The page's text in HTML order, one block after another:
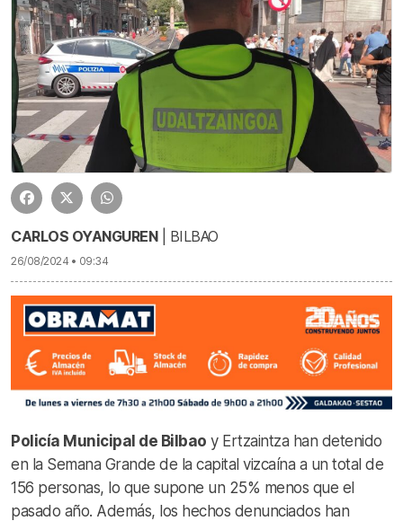
CARLOS OYANGUREN| BILBAO
26/08/2024 • 09:34
Policía Municipal de Bilbao y Ertzaintza han detenido
en la Semana Grande de la capital vizcaína a un total de
156 personas, lo que supone un 25% menos que el
pasado año. Además, los hechos denunciados han